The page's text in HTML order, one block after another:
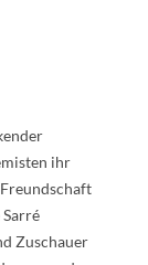
ihr
Zuschauer